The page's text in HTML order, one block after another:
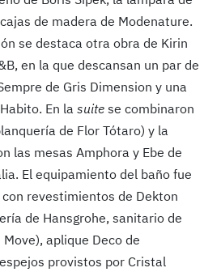
de madera de Modenature.
se destaca otra obra de Kirin
en la que descansan un par de
de Gris Dimension y una
En la suite se combinaron
de Flor Tótaro) y la
las mesas Amphora y Ebe de
El equipamiento del baño fue
revestimientos de Dekton
de Hansgrohe, sanitario de
aplique Deco de
provistos por Cristal